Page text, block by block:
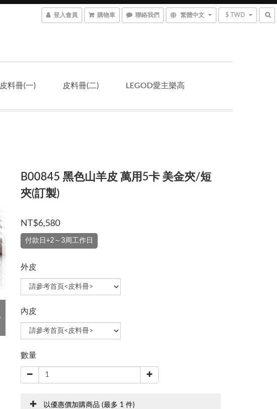
登入會員 購物車 聯絡我們 繁體中文 $ TWD
皮料冊(一) 皮料冊(二) LEGOD愛主樂高
B00845 黑色山羊皮 萬用5卡 美金夾/短
夾(訂製)
NT$6,580
付款日+2～3周工作日
外皮
內皮
數量
以優惠價加購商品 (最多 1 件)